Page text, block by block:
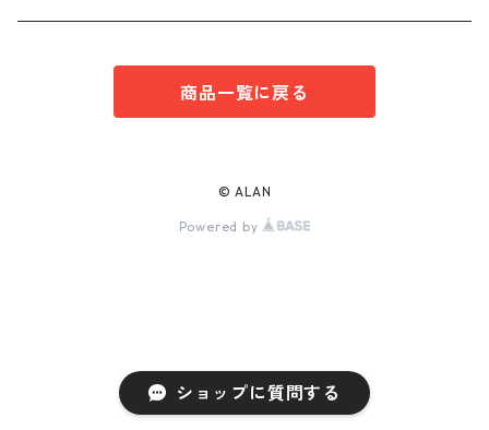
ショップに質問する
MEDA series/メダシリーズ
baroque pearl /バロックパール
iPhone13 series
商品一覧に戻る
© ALAN
Powered by